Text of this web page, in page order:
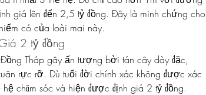
giá lên đến 2,5 tỷ đồng. Đây là minh chứng cho
có của loài mai này.
2 tỷ đồng
Tháp gây ấn tượng bởi tán cây dày đặc,
rực rỡ. Dù tuổi đời chính xác không được xác
chăm sóc và hiện được định giá 2 tỷ đồng.